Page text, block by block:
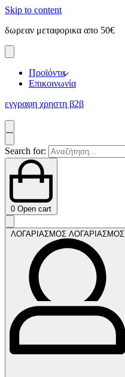
Skip to content
δωρεαν μεταφορικα απο 50€
Προϊόντα
Επικοινωνία
εγγραφη χρηστη β2β
Search for:
0 Open cart
ΛΟΓΑΡΙΑΣΜΟΣ ΛΟΓΑΡΙΑΣΜΟΣ